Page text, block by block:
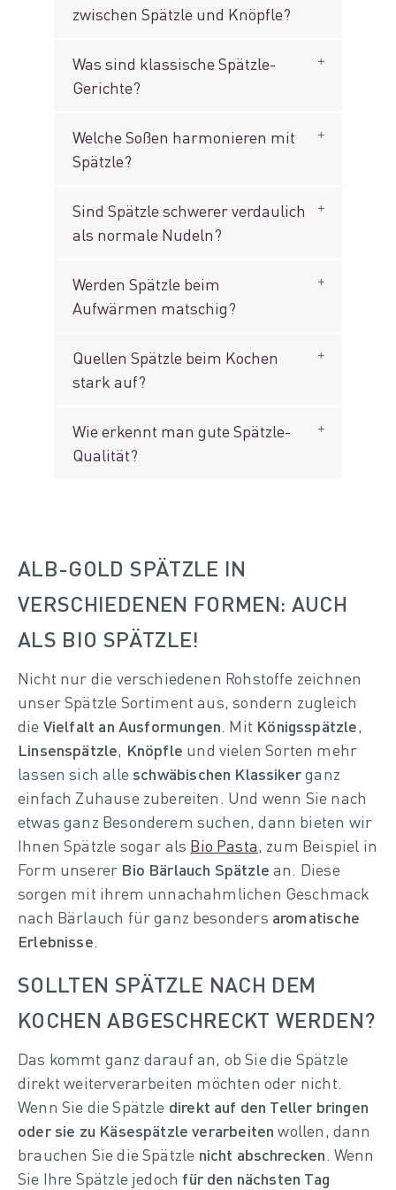
zwischen Spätzle und Knöpfle?
Was sind klassische Spätzle-
Gerichte?
Welche Soßen harmonieren mit
Spätzle?
Sind Spätzle schwerer verdaulich
als normale Nudeln?
Werden Spätzle beim
Aufwärmen matschig?
Quellen Spätzle beim Kochen
stark auf?
Wie erkennt man gute Spätzle-
Qualität?
ALB-GOLD SPÄTZLE IN
VERSCHIEDENEN FORMEN: AUCH
ALS BIO SPÄTZLE!
Nicht nur die verschiedenen Rohstoffe zeichnen
unser Spätzle Sortiment aus, sondern zugleich
die Vielfalt an Ausformungen. Mit Königsspätzle,
Linsenspätzle, Knöpfle und vielen Sorten mehr
lassen sich alleschwäbischen Klassikerganz
einfach Zuhause zubereiten. Und wenn Sie nach
etwas ganz Besonderem suchen, dann bieten wir
Ihnen Spätzle sogar als Bio Pasta, zum Beispiel in
Form unserer Bio Bärlauch Spätzle an. Diese
sorgen mit ihrem unnachahmlichen Geschmack
nach Bärlauch für ganz besonders aromatische
Erlebnisse.
WOHER HABEN SPÄTZLE IHREN
NAMEN?
Spätzle ist leider nicht vollständig gesichert. Es
gibt aber verschiedene Theorien. Eine besagt,
dass das Wort „Spätzle“ von italienischen
„spezzato“ stammt, was im Deutschen soviel
heißt wie „Gestückeltes“. Das Verb „spezzare“
SOLLTEN SPÄTZLE NACH DEM
KOCHEN ABGESCHRECKT WERDEN?
Das kommt ganz darauf an, ob Sie die Spätzle
direkt weiterverarbeiten möchten oder nicht.
Wenn Sie die Spätzle direkt auf den Teller bringen
oder sie zu Käsespätzle verarbeiten wollen, dann
brauchen Sie die Spätzle nicht abschrecken. Wenn
Sie Ihre Spätzle jedoch für den nächsten Tag